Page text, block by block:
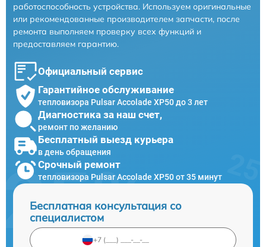
работоспособность устройства. Используем оригинальные
или рекомендованные производителем запчасти, после
ремонта выполняем проверку всех функций и
предоставляем гарантию.
Официальный сервис
Гарантийное обслуживание
тепловизора Pulsar Accolade XP50 до 3 лет
Диагностика за наш счет,
ремонт по желанию
Бесплатный выезд курьера
в день обращения
Срочный ремонт
тепловизора Pulsar Accolade XP50 от 35 минут
Бесплатная консультация со
специалистом